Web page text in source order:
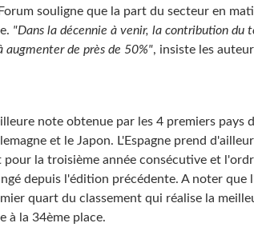
souligne que la part du secteur en
"Dans la décennie à venir, la contribution du
augmenter de près de 50%", insiste les
note obtenue par les 4 premiers pays
et le Japon. L'Espagne prend
pour la troisième année consécutive et
depuis l'édition précédente. A noter que
quart du classement qui réalise la
à la 34ème place.